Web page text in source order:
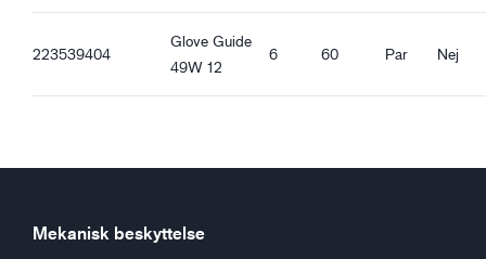
223539404
Glove Guide
49W 12
6 60 Par Nej
Mekanisk beskyttelse